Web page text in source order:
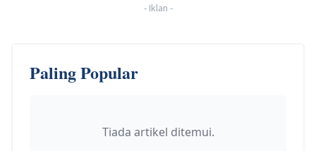
- Iklan -
Paling Popular
Tiada artikel ditemui.